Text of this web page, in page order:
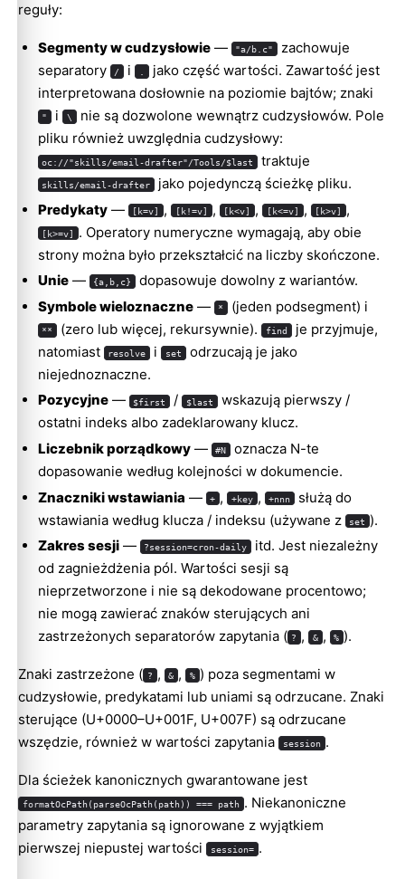
reguły:
Segmenty w cudzysłowie— "a/b.c"
zachowuje
separatory
/ i
jako część wartości. Zawartość jest
interpretowana dosłownie na poziomie bajtów; znaki
" i \ nie są dozwolone wewnątrz cudzysłowów. Pole
pliku również uwzględnia cudzysłowy:
oc://"skills/email-drafter"/Tools/$last traktuje
skills/email-drafter
jako pojedynczą ścieżkę pliku.
Predykaty— [k=v] , [k!=v] , [k<v] , [k<=v] , [k>v] ,
[k>=v]
. Operatory numeryczne wymagają, aby obie
strony można było przekształcić na liczby skończone.
Unie— {a,b,c}
dopasowuje dowolny z wariantów.
Symbole wieloznaczne— * (jeden podsegment) i
** (zero lub więcej, rekursywnie). find je przyjmuje,
natomiast
resolve i set odrzucają je jako
niejednoznaczne.
Pozycyjne— $first / $last wskazują pierwszy /
ostatni indeks albo zadeklarowany klucz.
Liczebnik porządkowy— #N
oznacza N-te
dopasowanie według kolejności w dokumencie.
Znaczniki wstawiania — + , +key , +nnn
służą do
wstawiania według klucza / indeksu (używane z
set ).
Zakres sesji— ?session=cron-daily
itd. Jest niezależny
od zagnieżdżenia pól. Wartości sesji są
nieprzetworzone i nie są dekodowane procentowo;
nie mogą zawierać znaków sterujących ani
zastrzeżonych separatorów zapytania ( ? , & , % ).
Znaki zastrzeżone ( ? , & , % ) poza segmentami w
cudzysłowie, predykatami lub uniami są odrzucane. Znaki
sterujące (U+0000–U+001F, U+007F) są odrzucane
wszędzie, również w wartości zapytania
session .
Dla ścieżek kanonicznych gwarantowane jest
formatOcPath(parseOcPath(path)) === path . Niekanoniczne
parametry zapytania są ignorowane z wyjątkiem
pierwszej niepustej wartości
session= .